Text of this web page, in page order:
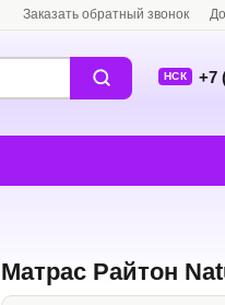
Заказать обратный звонок
НСК +7
Матрас Райтон